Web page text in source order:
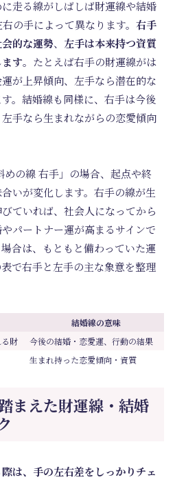
走る線がしばしば財運線や結婚
の手によって異なります。 右手
的な運勢、 左手は本来持つ資質
す。たとえば右手の財運線がは
が上昇傾向、左手なら潜在的な
。結婚線も同様に、右手は今後
手なら生まれながらの恋愛傾向
の線 右手」の場合、起点や終
いが変化します。右手の線が生
ていれば、社会人になってから
パートナー運が高まるサインで
合は、もともと備わっていた運
で右手と左手の主な象意を整理
結婚線の意味
財
今後の結婚・恋愛運、行動の結果
生まれ持った恋愛傾向・資質
まえた財運線・結婚
は、手の左右差をしっかりチェ